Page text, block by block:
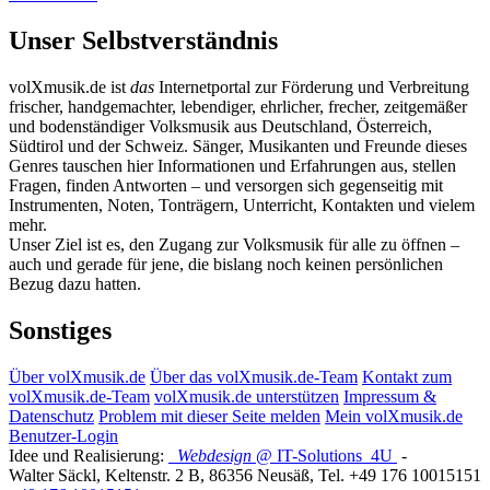
Unser Selbstverständnis
volXmusik.de ist das Internetportal zur Förderung und Verbreitung
frischer, handgemachter, lebendiger, ehrlicher, frecher, zeitgemäßer
und bodenständiger Volksmusik aus Deutschland, Österreich,
Südtirol und der Schweiz. Sänger, Musikanten und Freunde dieses
Genres tauschen hier Informationen und Erfahrungen aus, stellen
Fragen, finden Antworten – und versorgen sich gegenseitig mit
Instrumenten, Noten, Tonträgern, Unterricht, Kontakten und vielem
mehr.
Unser Ziel ist es, den Zugang zur Volksmusik für alle zu öffnen –
auch und gerade für jene, die bislang noch keinen persönlichen
Bezug dazu hatten.
Sonstiges
Über volXmusik.de Über das volXmusik.de-Team Kontakt zum
volXmusik.de-Team volXmusik.de unterstützen Impressum &
Datenschutz Problem mit dieser Seite melden Mein volXmusik.de
Benutzer-Login
Idee und Realisierung:
Webdesign @ IT-Solutions 4U -
Walter Säckl, Keltenstr. 2 B, 86356 Neusäß, Tel. +49 176 10015151